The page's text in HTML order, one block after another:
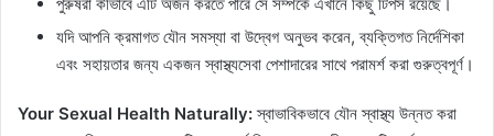
পুরুষরা কীভাবে এটি অর্জন করতে পারে সে সম্পর্কে এখানে কিছু টিপস রয়েছে।
যদি আপনি ক্রমাগত যৌন সমস্যা বা উদ্বেগ অনুভব করেন, ব্যক্তিগত নির্দেশিকা
এবং সহায়তার জন্য একজন স্বাস্থ্যসেবা পেশাদারের সাথে পরামর্শ করা গুরুত্বপূর্ণ।
Your Sexual Health Naturally:স্বাভাবিকভাবে যৌন স্বাস্থ্য উন্নত করা